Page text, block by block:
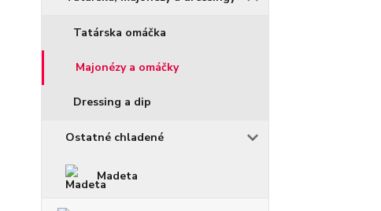
Tatárska omáčka
Majonézy a omáčky
Dressing a dip
Ostatné chladené
Madeta